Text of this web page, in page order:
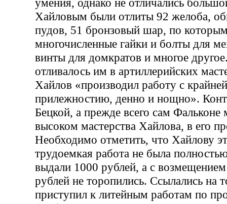
Хайловым были отлиты 92 желоба,
пудов, 51 бронзовый шар, по которым
многочисленные гайки и болты для
винты для домкратов и многое
отливалось им в артиллерийских
Хайлов «производил работу с
прилежностию, денно и нощно».
Бецкой, а прежде всего сам Фальконе
высоком мастерства Хайлова, в его
Необходимо отметить, что Хайлову
трудоемкая работа не была
выдали 1000 рублей, а с
рублей не торопились. Ссылались на
приступил к литейным работам по